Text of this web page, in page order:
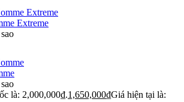
Extreme
sao
sao
là: 2,000,000₫.1,650,000₫Giá hiện tại là: